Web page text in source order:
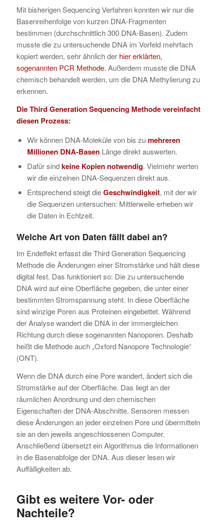
Mit bisherigen Sequencing Verfahren konnten wir nur die
Basenreihenfolge von kurzen DNA-Fragmenten
bestimmen (durchschnittlich 300 DNA-Basen). Zudem
musste die zu untersuchende DNA im Vorfeld mehrfach
kopiert werden, sehr ähnlich der hier erklärten,
sogenannten PCR Methode. Außerdem musste die DNA
chemisch behandelt werden, um die DNA Methylierung zu
erkennen.
Die Third Generation Sequencing Methode vereinfacht
diesen Prozess:
Wir können DNA-Moleküle von bis zumehreren
Millionen DNA-BasenLänge direkt auswerten.
Dafür sindkeine Kopien notwendig. Vielmehr werten
wir die einzelnen DNA-Sequenzen direkt aus.
Entsprechend steigt dieGeschwindigkeit, mit der wir
die Sequenzen untersuchen: Mittlerweile erheben wir
die Daten in Echtzeit.
Welche Art von Daten fällt dabei an?
Im Endeffekt erfasst die Third Generation Sequencing
Methode die Änderungen einer Stromstärke und hält diese
digital fest. Das funktioniert so: Die zu untersuchende
DNA wird auf eine Oberfläche gegeben, die unter einer
bestimmten Stromspannung steht. In diese Oberfläche
sind winzige Poren aus Proteinen eingebettet. Während
der Analyse wandert die DNA in der immergleichen
Richtung durch diese sogenannten Nanoporen. Deshalb
heißt die Methode auch „Oxford Nanopore Technologie“
(ONT).
Wenn die DNA durch eine Pore wandert, ändert sich die
Stromstärke auf der Oberfläche. Das liegt an der
räumlichen Anordnung und den chemischen
Eigenschaften der DNA-Abschnitte. Sensoren messen
diese Änderungen an jeder einzelnen Pore und übermitteln
sie an den jeweils angeschlossenen Computer.
Anschließend übersetzt ein Algorithmus die Informationen
in die Basenabfolge der DNA. Aus dieser lesen wir
Auffälligkeiten ab.
Gibt es weitere Vor- oder
Nachteile?